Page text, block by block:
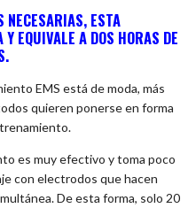
NECESARIAS, ESTA
EQUIVALE A DOS HORAS DE
EMS está de moda, más
quieren ponerse en forma
es muy efectivo y toma poco
con electrodos que hacen
De esta forma, solo 20